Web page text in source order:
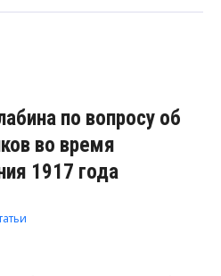
по вопросу об
во время
1917 года